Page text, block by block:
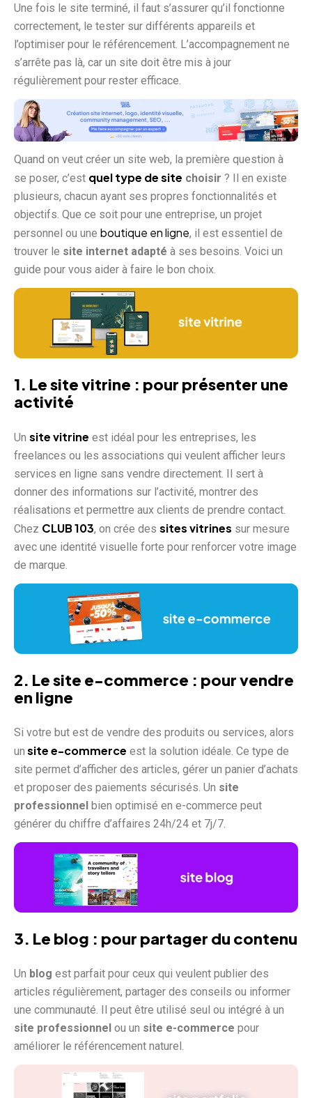
Une fois le site terminé, il faut s’assurer qu’il fonctionne
correctement, le tester sur différents appareils et
l’optimiser pour le référencement. L’accompagnement ne
s’arrête pas là, car un site doit être mis à jour
régulièrement pour rester efficace.
Quand on veut créer un site web, la première question à
se poser, c’est quel type de site choisir ? Il en existe
plusieurs, chacun ayant ses propres fonctionnalités et
objectifs. Que ce soit pour une entreprise, un projet
personnel ou une boutique en ligne, il est essentiel de
trouver le site internet adapté à ses besoins. Voici un
guide pour vous aider à faire le bon choix.
1. Le site vitrine : pour présenter une
activité
Un site vitrine est idéal pour les entreprises, les
freelances ou les associations qui veulent afficher leurs
services en ligne sans vendre directement. Il sert à
donner des informations sur l’activité, montrer des
réalisations et permettre aux clients de prendre contact.
Chez CLUB 103, on crée des sites vitrines sur mesure
avec une identité visuelle forte pour renforcer votre image
de marque.
2. Lesite e-commerce : pour vendre
en ligne
Si votre but est de vendre des produits ou services, alors
un site e-commerce est la solution idéale. Ce type de
site permet d’afficher des articles, gérer un panier d’achats
et proposer des paiements sécurisés. Un site
professionnel bien optimisé en e-commerce peut
générer du chiffre d’affaires 24h/24 et 7j/7.
3. Le blog : pour partager du contenu
Un blog est parfait pour ceux qui veulent publier des
articles régulièrement, partager des conseils ou informer
une communauté. Il peut être utilisé seul ou intégré à un
site professionnel ou un site e-commerce pour
améliorer le référencement naturel.